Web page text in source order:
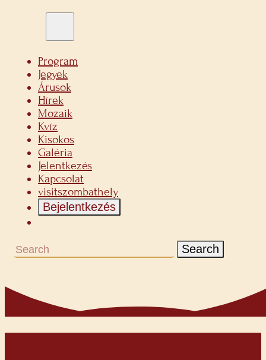
Program
Jegyek
Árusok
Hírek
Mozaik
Kvíz
Kisokos
Galéria
Jelentkezés
Kapcsolat
visitszombathely
Bejelentkezés
Search